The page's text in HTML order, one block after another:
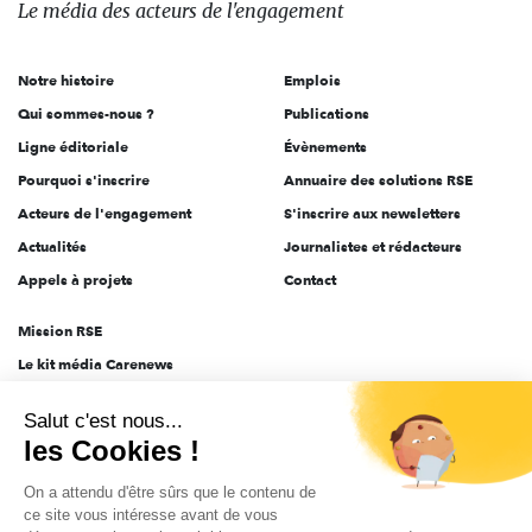
l'engagement
Le média des acteurs de l'engagement
Notre histoire
Qui sommes-nous ?
Ligne éditoriale
Pourquoi s'inscrire
Acteurs de l'engagement
Actualités
Appels à projets
Emplois
Publications
Évènements
Annuaire des solutions RSE
S'inscrire aux newsletters
Journalistes et rédacteurs
Contact
Mission RSE
Le kit média Carenews
AEF info
Novethic
PRODURABLE
Salut c'est nous...
les Cookies !
On a attendu d'être sûrs que le contenu de
ce site vous intéresse avant de vous